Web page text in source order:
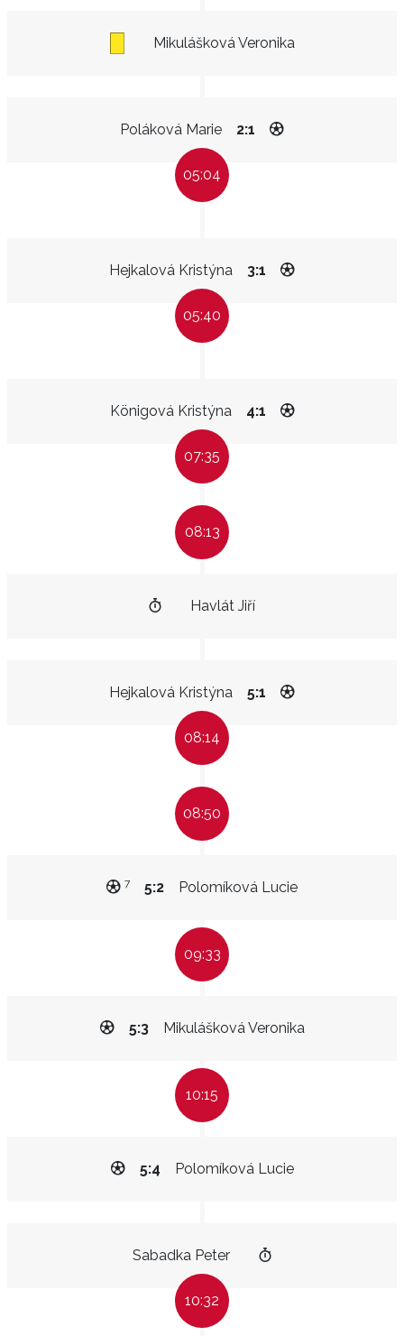
Mikulášková Veronika
Poláková Marie 2:1
05:04
Hejkalová Kristýna 3:1
05:40
Königová Kristýna 4:1
07:35
08:13
Havlát Jiří
Hejkalová Kristýna 5:1
08:14
08:50
Polomíková Lucie
5:2
7
09:33
Mikulášková Veronika
5:3
10:15
Polomíková Lucie
5:4
Sabadka Peter
10:32